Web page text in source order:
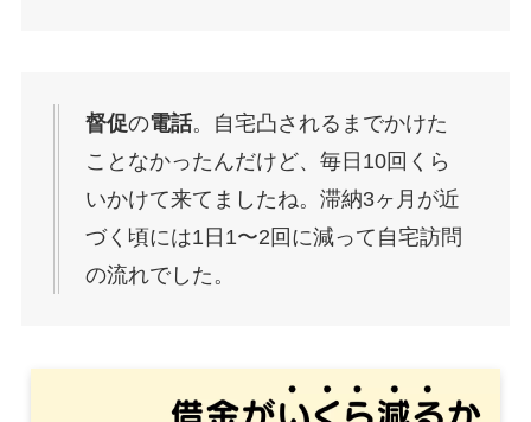
督促の電話。自宅凸されるまでかけた
ことなかったんだけど、毎日10回くら
いかけて来てましたね。滞納3ヶ月が近
づく頃には1日1〜2回に減って自宅訪問
の流れでした。